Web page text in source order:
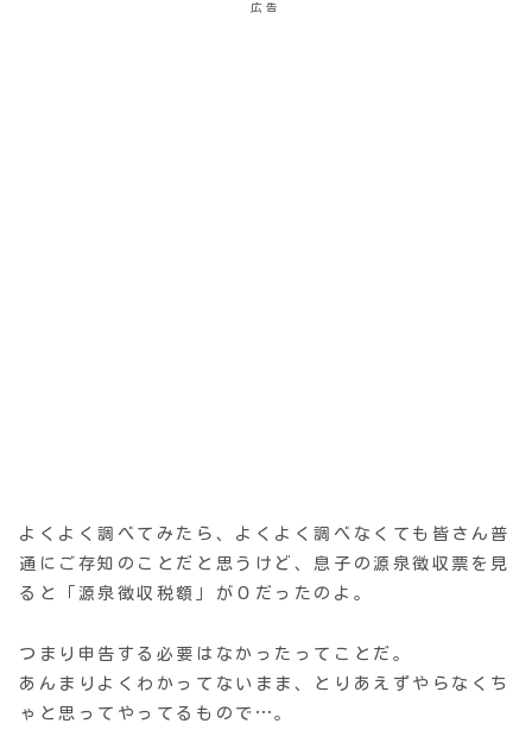
広告
よくよく調べてみたら、よくよく調べなくても皆さん普
通にご存知のことだと思うけど、息子の源泉徴収票を見
ると「源泉徴収税額」が０だったのよ。
つまり申告する必要はなかったってことだ。
あんまりよくわかってないまま、とりあえずやらなくち
ゃと思ってやってるもので…。